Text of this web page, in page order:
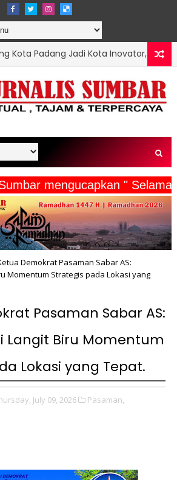
Kota Inovator, Kartu Registrasi
mengucapkan "
Demokrat Pasaman Sabar AS:
Momentum Strategis pada Lokasi yang
Pasaman Sabar AS:
Langit Biru Momentum
Lokasi yang Tepat.
July 09, 2026 Pasaman,